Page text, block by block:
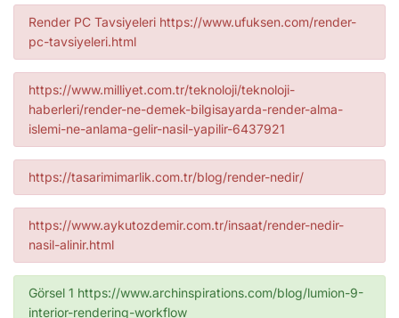
Render PC Tavsiyeleri https://www.ufuksen.com/render-
pc-tavsiyeleri.html
https://www.milliyet.com.tr/teknoloji/teknoloji-
haberleri/render-ne-demek-bilgisayarda-render-alma-
islemi-ne-anlama-gelir-nasil-yapilir-6437921
https://tasarimimarlik.com.tr/blog/render-nedir/
https://www.aykutozdemir.com.tr/insaat/render-nedir-
nasil-alinir.html
Görsel 1 https://www.archinspirations.com/blog/lumion-9-
interior-rendering-workflow